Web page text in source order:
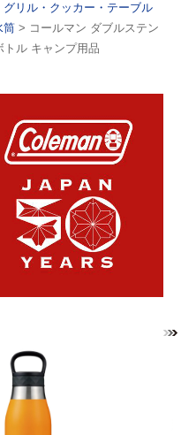
グリル・クッカー・テーブル
筒 > コールマン ダブルステン
トル キャンプ用品